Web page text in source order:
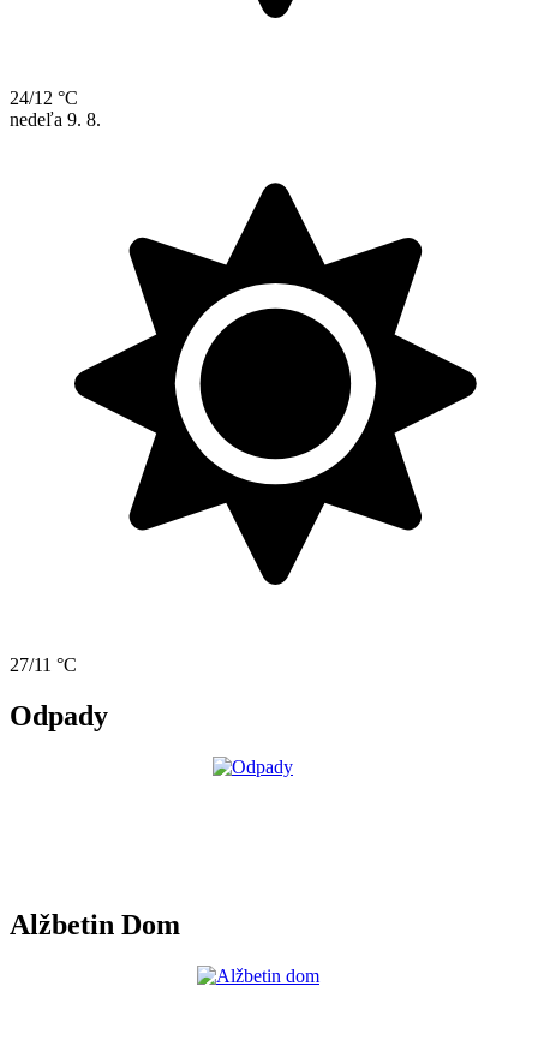
24/12 °C
nedeľa 9. 8.
27/11 °C
Odpady
Alžbetin Dom